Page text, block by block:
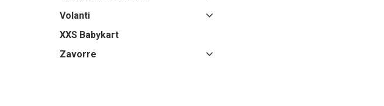
Volanti
XXS Babykart
Zavorre